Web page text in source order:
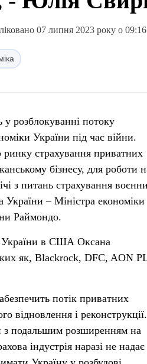
07 липня 2023 року о 09:16
у розблокуванні потоку
України під час війни.
страхування приватних
бізнесу, для роботи
з питань страхування
України – Міністра економіки
Раймондо.
України в США Оксана
як, Blackrock, DFC, AON
потік приватних
відновлення і реконструкції.
з подальшим розширенням на
індустрія наразі не надає